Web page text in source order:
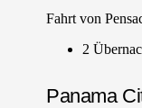
Fahrt von
2
Panama